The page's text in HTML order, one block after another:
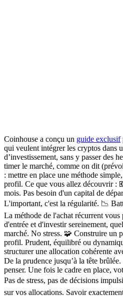
Coinhouse a conçu un guide exclusif
qui veulent intégrer les cryptos dans
d’investissement, sans y passer des
timerle marché, comme on dit
: mettre en place une méthode
profil. Ce que vous allez découvrir :
mois. Pas besoin d'un capital de
L'important, c'est la régularité. 📉
La méthode de l'achat récurrent
d'entrée et d'investir sereinement,
marché. No stress. 🧩 Construire un
profil. Prudent, équilibré ou
structurer une allocation cohérente
De la prudence jusqu’à la tête
penser. Une fois le cadre en place,
Pas de stress, pas de décisions
sur vos allocations. Savoir